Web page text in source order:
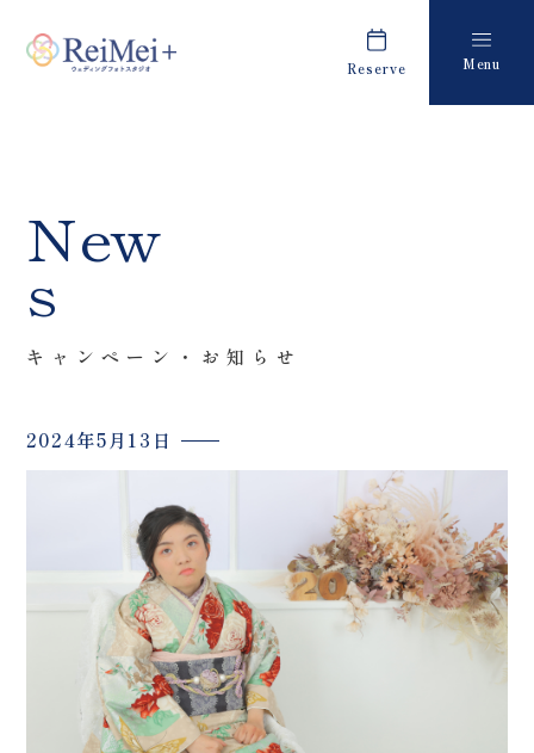
Reserve Menu
来店のご予約
Costume
衣装
About us
フォトレタッチ
Studio Blog
ブログ
会社案内
プライバシーポリシー
New
s
キャンペーン・お知らせ
2024年5月13日